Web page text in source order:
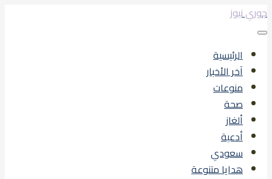
تخطى
إلى
جوري نيوز
الرئيسية
آخر الأخبار
منوعات
صحة
ألغاز
أدعية
سعودي
هدايا متنوعة